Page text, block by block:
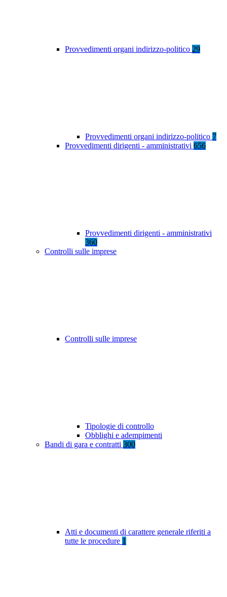
Provvedimenti organi indirizzo-politico 29
Provvedimenti organi indirizzo-politico 7
Provvedimenti dirigenti - amministrativi 656
Provvedimenti dirigenti - amministrativi
360
Controlli sulle imprese
Controlli sulle imprese
Tipologie di controllo
Obblighi e adempimenti
Bandi di gara e contratti 300
Atti e documenti di carattere generale riferiti a
tutte le procedure 1